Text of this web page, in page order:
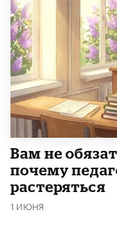
​Вам не
почему
растеряться
1 ИЮНЯ